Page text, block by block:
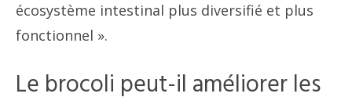
écosystème intestinal plus diversifié et plus
fonctionnel ».
Le brocoli peut-il améliorer les